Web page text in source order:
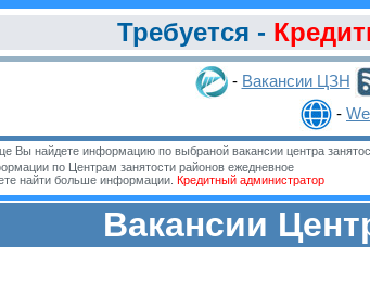
Требуется -
- Вакансии ЦЗН
-
Вы найдете информацию по выбраной вакансии центра
по Центрам занятости районов ежедневное
найти больше информации. Кредитный администратор
Вакансии